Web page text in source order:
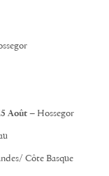
Août – Hossegor
Côte Basque